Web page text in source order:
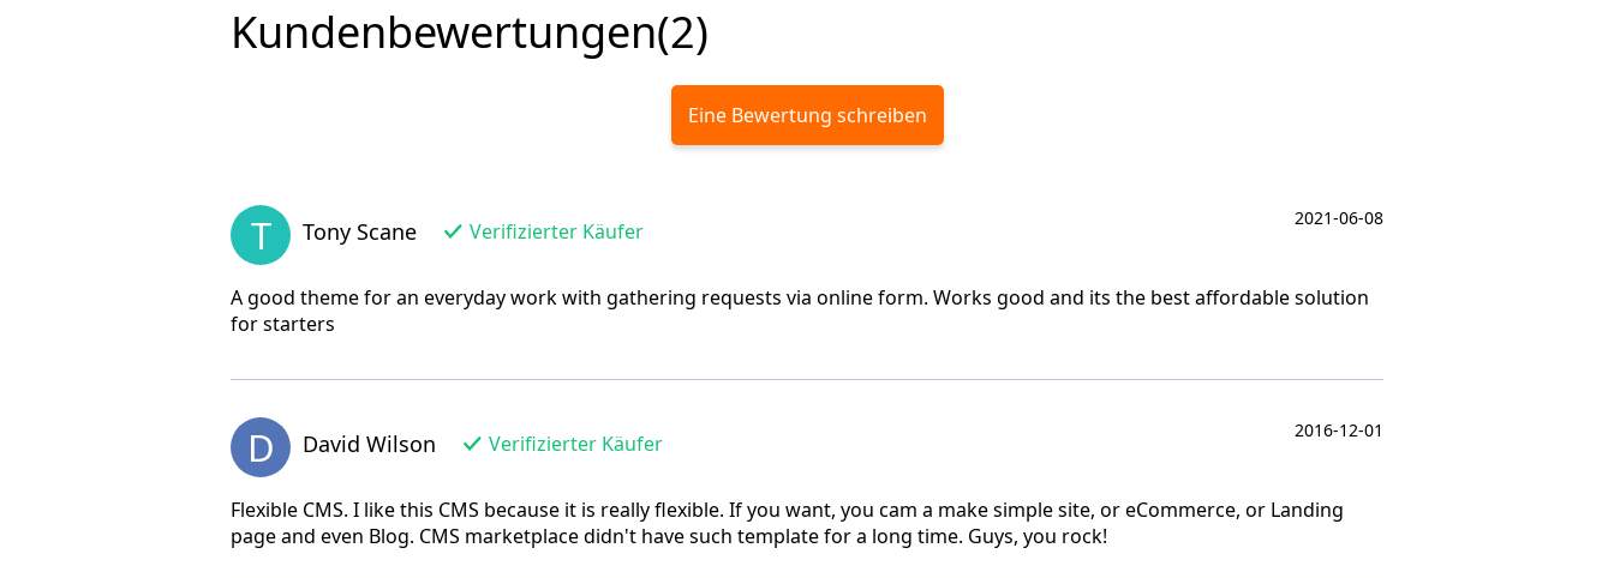
Kundenbewertungen(2)
Eine Bewertung schreiben
T Tony Scane Verifizierter Käufer
2021-06-08
A good theme for an everyday work with gathering requests via online form. Works good and its the best affordable solution
for starters
D David Wilson Verifizierter Käufer
2016-12-01
Flexible CMS. I like this CMS because it is really flexible. If you want, you cam a make simple site, or eCommerce, or Landing
page and even Blog. CMS marketplace didn't have such template for a long time. Guys, you rock!